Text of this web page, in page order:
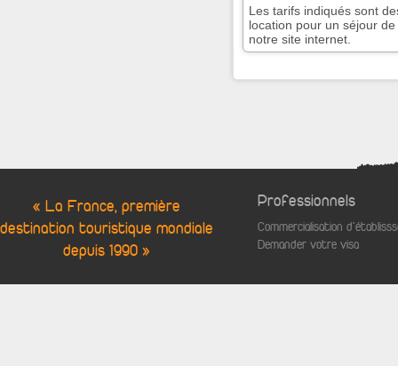
Les tarifs indiqués sont
location pour un séjour
notre site internet.
« La France, première
destination touristique mondiale
depuis 1990 »
Professionnels
Commercialisation
Demander votre visa